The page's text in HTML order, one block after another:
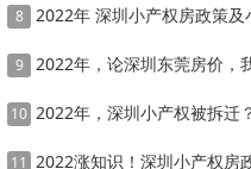
8 2022年 深圳小产权房政策及
9 2022年，论深圳东莞房价，我
10 2022年，深圳小产权被拆迁
11 2022涨知识！深圳小产权房